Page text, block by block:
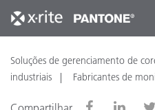
Soluções de gerenciamento de
industriais
Fabricantes de